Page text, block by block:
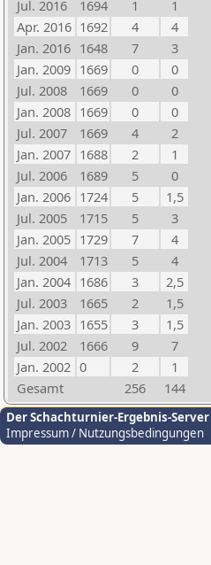
Jul. 2016
1694 1
1
Apr. 2016 1692 4
4
Jan. 2016 1648 7
3
Jan. 2009 1669 0
0
Jul. 2008
1669 0
0
Jan. 2008 1669 0
0
Jul. 2007
1669 4
2
Jan. 2007 1688 2
1
Jul. 2006
1689 5
0
Jan. 2006 1724 5
1,5
Jul. 2005
1715 5
3
Jan. 2005 1729 7
4
Jul. 2004
1713 5
4
Jan. 2004 1686 3
2,5
Jul. 2003
1665 2
1,5
Jan. 2003 1655 3
1,5
Jul. 2002
1666 9
7
Jan. 2002 0 2
1
Gesamt
256 144
Der Schachturnier-Ergebnis-Server
Impressum / Nutzungsbedingungen